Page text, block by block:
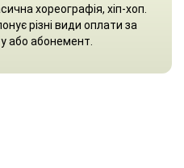
хореографія, хіп-хоп.
різні види оплати за
або абонемент.